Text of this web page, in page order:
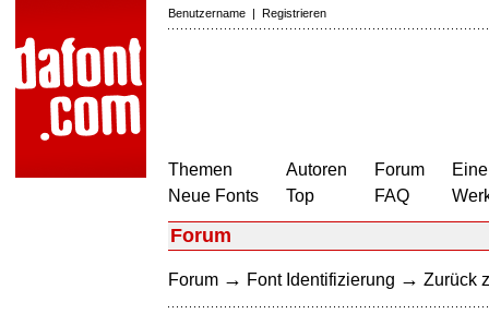
Benutzername | Registrieren
Themen
Neue Fonts
Autoren
Top
Forum
FAQ
Forum
Forum → Font Identifizierung → Zurück